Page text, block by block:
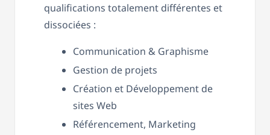
qualifications totalement différentes et
dissociées :
Communication & Graphisme
Gestion de projets
Création et Développement de
sites Web
Référencement, Marketing